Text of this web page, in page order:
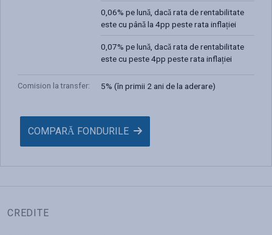
0,06% pe lună, dacă rata de rentabilitate
este cu până la 4pp peste rata inflației
0,07% pe lună, dacă rata de rentabilitate
este cu peste 4pp peste rata inflației
Comision la transfer: 5% (în primii 2 ani de la aderare)
COMPARĂ FONDURILE
CREDITE